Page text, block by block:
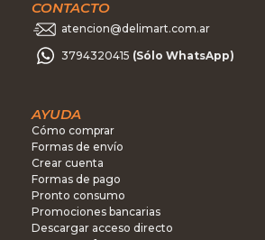
CONTACTO
atencion@delimart.com.ar
3794320415 (Sólo WhatsApp)
AYUDA
Cómo comprar
Formas de envío
Crear cuenta
Formas de pago
Pronto consumo
Promociones bancarias
Descargar acceso directo